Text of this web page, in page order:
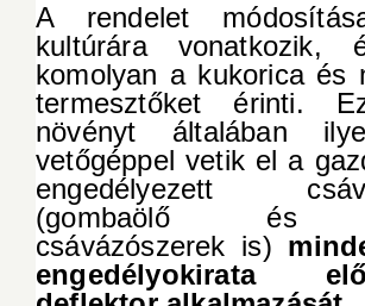
A rendelet
kultúrára vonatkozik,
komolyan a kukorica és
termesztőket érinti.
növényt általában
vetőgéppel vetik el a
engedélyezett
(gombaölő és
csávázószerek is)
engedélyokirata